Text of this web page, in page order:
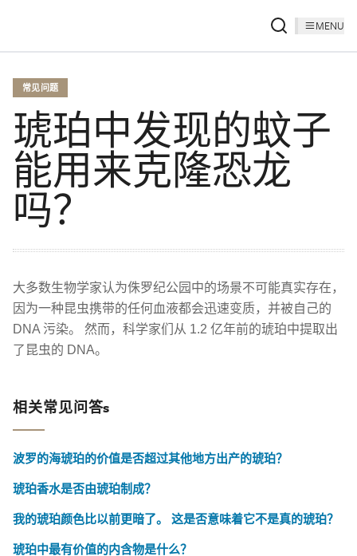
MENU
常见问题
琥珀中发现的蚊子
能用来克隆恐龙
吗？
大多数生物学家认为侏罗纪公园中的场景不可能真实存在，
因为一种昆虫携带的任何血液都会迅速变质，并被自己的
DNA 污染。 然而，科学家们从 1.2 亿年前的琥珀中提取出
了昆虫的 DNA。
相关常见问答s
波罗的海琥珀的价值是否超过其他地方出产的琥珀？
琥珀香水是否由琥珀制成？
我的琥珀颜色比以前更暗了。 这是否意味着它不是真的琥珀？
琥珀中最有价值的内含物是什么？